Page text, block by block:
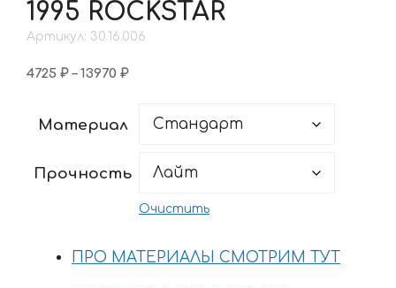
1995 ROCKSTAR
Артикул: 30.16.006
4725 ₽ – 13970 ₽Диапазон
Материал
Прочность
Очистить
ПРО МАТЕРИАЛЫ СМОТРИМ ТУТ